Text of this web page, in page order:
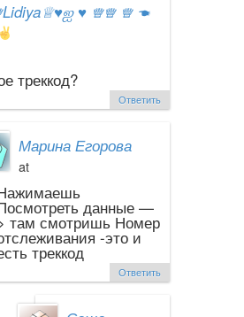
♥ஐ ♥ ♕♕ ♕ ☚
треккод?
Ответить
Марина Егорова
at
данные —
там смотришь Номер
-это и
треккод
Ответить